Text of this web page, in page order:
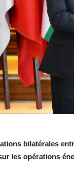
bilatérales
les opérations